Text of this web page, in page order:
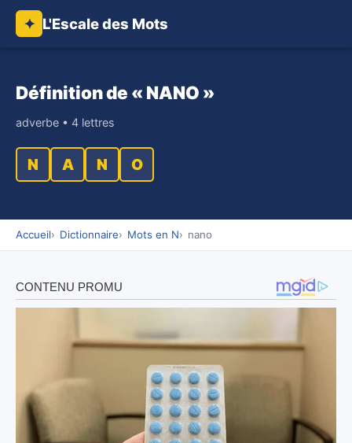
✦ L'Escale des Mots
Définition de « NANO »
adverbe • 4 lettres
N A N O
Accueil Dictionnaire Mots en N nano